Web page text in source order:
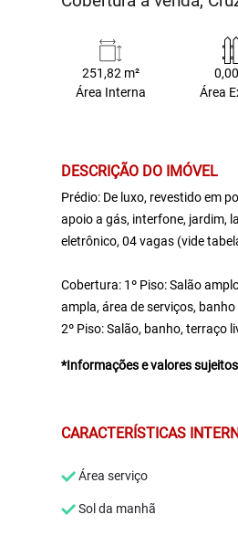
251,82 m²
Área Interna
Área
DESCRIÇÃO DO IMÓVEL
Prédio: De luxo, revestido em
apoio a gás, interfone, jardim,
eletrônico, 04 vagas (vide
Cobertura: 1º Piso: Salão
ampla, área de serviços,
2º Piso: Salão, banho, terraço
*Informações e valores
CARACTERÍSTICAS
Área serviço
Sol da manhã